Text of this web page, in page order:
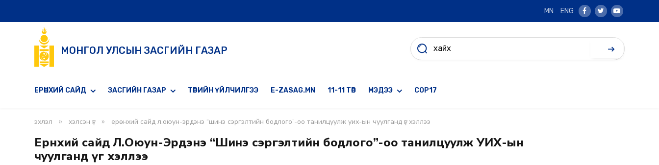
MN ENG
Facebook
TwitterYoutube
МОНГОЛ УЛСЫН ЗАСГИЙН ГАЗАР
ЕРӨНХИЙ САЙД ЗАСГИЙН ГАЗАР ТӨРИЙН ҮЙЛЧИЛГЭЭ E-ZASAG.MN 11-11 ТӨВ МЭДЭЭ COP17
эхлэл » хэлсэн үг » ерөнхий сайд л.оюун-эрдэнэ “шинэ сэргэлтийн бодлого”-оо танилцуулж уих-ын чуулганд үг хэллээ
Ерөнхий сайд Л.Оюун-Эрдэнэ “Шинэ сэргэлтийн бодлого”-оо танилцуулж УИХ-ын
чуулганд үг хэллээ